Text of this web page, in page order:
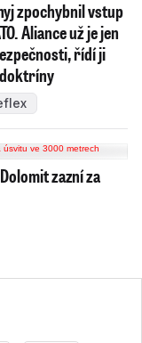
zpochybnil vstup
Aliance už je jen
řídí ji
zazní za